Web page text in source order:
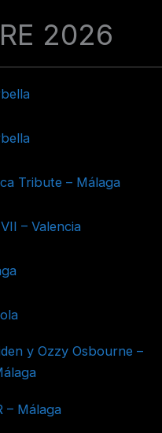
2026
Tribute – Málaga
– Valencia
y Ozzy Osbourne –
– Málaga